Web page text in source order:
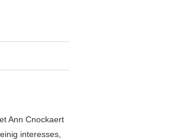
Ann Cnockaert
interesses,